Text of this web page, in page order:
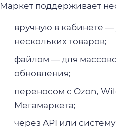
Маркет поддерживает
вручную в кабинете —
нескольких товаров;
файлом — для
обновления;
переносом с Ozon,
Мегамаркета;
через API или